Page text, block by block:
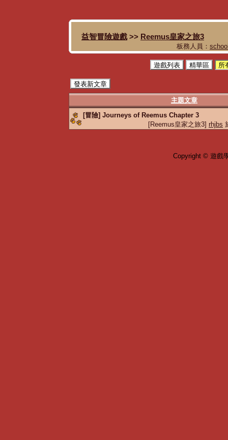
益智冒險遊戲 >> Reemus皇家之旅3
板務人員：
遊戲列表 精華區 所
發表新文章
主題文章
[冒險] Journeys of Reemus Chapter 3
[Reemus皇家之旅3] rhjbs
Copyright © 遊戲